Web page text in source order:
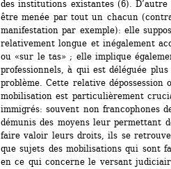
des institutions existantes (6).
être menée par tout un chacun
manifestation par exemple): elle
relativement longue et inégalement
ou «sur le tas» ; elle implique
professionnels, à qui est déléguée
problème. Cette relative
mobilisation est particulièrement
immigrés: souvent non francophones
démunis des moyens leur permettant
faire valoir leurs droits, ils se
que sujets des mobilisations qui sont
en ce qui concerne le versant